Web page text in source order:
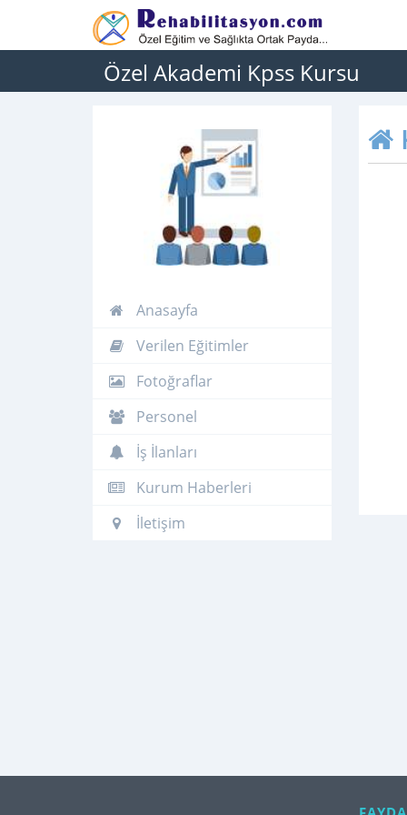
Özel Akademi Kpss Kursu
Anasayfa
Verilen Eğitimler
Fotoğraflar
Personel
İş İlanları
Kurum Haberleri
İletişim